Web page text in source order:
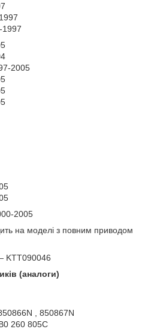
1997
2005
2005
на моделі з повним приводом
KTT090046
(аналоги)
, 850867N
260 805C